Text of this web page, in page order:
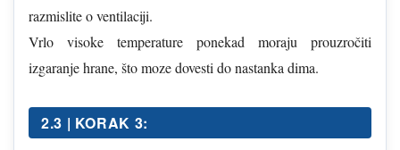
razmislite o ventilaciji.
Vrlo visoke temperature ponekad moraju prouzročiti
izgaranje hrane, što moze dovesti do nastanka dima.
2.3 | KORAK 3: